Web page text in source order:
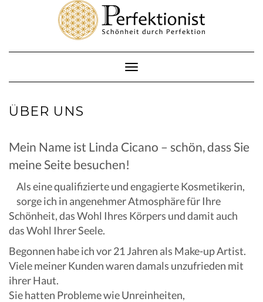
Toggle
Navigation
ÜBER UNS
Mein Name ist Linda Cicano – schön, dass Sie
meine Seite besuchen!
Als eine qualifizierte und engagierte Kosmetikerin,
sorge ich in angenehmer Atmosphäre für Ihre
Schönheit, das Wohl Ihres Körpers und damit auch
das Wohl Ihrer Seele.
Begonnen habe ich vor 21 Jahren als Make-up Artist.
Viele meiner Kunden waren damals unzufrieden mit
ihrer Haut.
Sie hatten Probleme wie Unreinheiten,